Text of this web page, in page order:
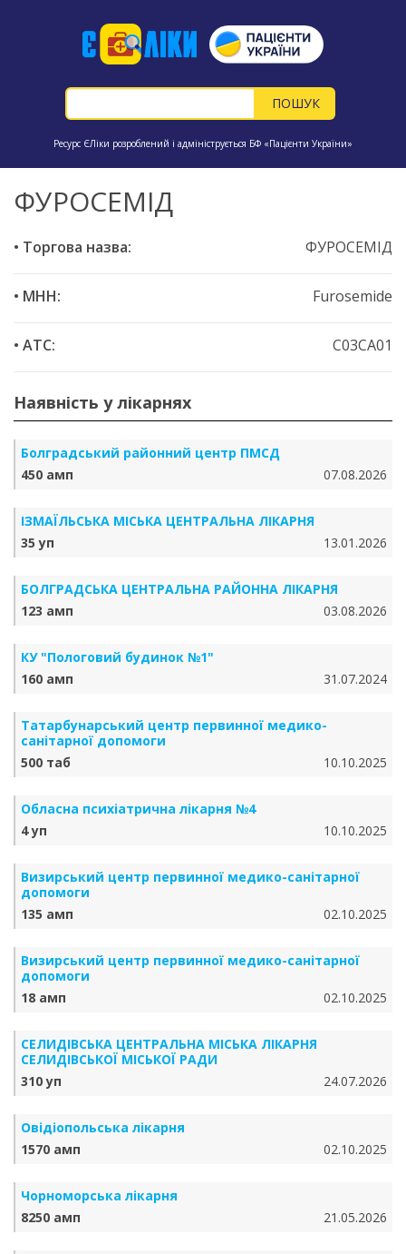
Ресурс ЄЛіки розроблений і адмініструється БФ «Пацієнти України»
ФУРОСЕМІД
• Торгова назва: ФУРОСЕМІД
• МНН: Furosemide
• ATC: C03CA01
Наявність у лікарнях
Болградський районний центр ПМСД
450 амп
07.08.2026
ІЗМАЇЛЬСЬКА МІСЬКА ЦЕНТРАЛЬНА ЛІКАРНЯ
35 уп
13.01.2026
БОЛГРАДСЬКА ЦЕНТРАЛЬНА РАЙОННА ЛІКАРНЯ
123 амп
03.08.2026
КУ "Пологовий будинок №1"
160 амп
31.07.2024
Татарбунарський центр первинної медико-
санітарної допомоги
500 таб
10.10.2025
Обласна психіатрична лікарня №4
4 уп
10.10.2025
Визирський центр первинної медико-санітарної
допомоги
135 амп
02.10.2025
Визирський центр первинної медико-санітарної
допомоги
18 амп
02.10.2025
СЕЛИДІВСЬКА ЦЕНТРАЛЬНА МІСЬКА ЛІКАРНЯ
СЕЛИДІВСЬКОЇ МІСЬКОЇ РАДИ
310 уп
24.07.2026
Овідіопольська лікарня
1570 амп
02.10.2025
Чорноморська лікарня
8250 амп
21.05.2026